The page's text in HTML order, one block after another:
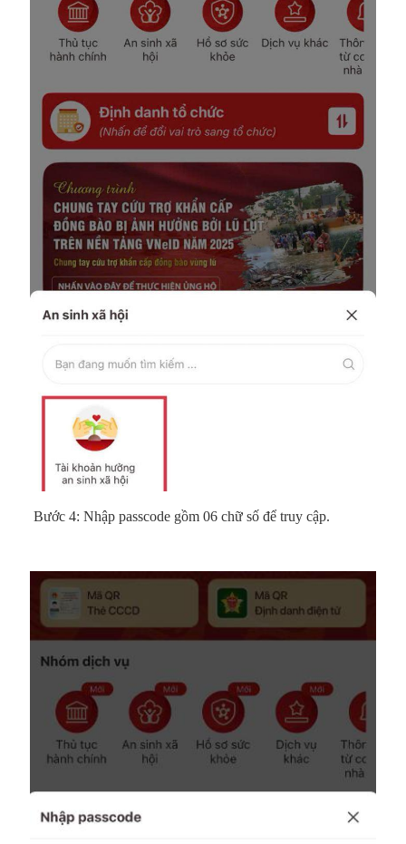
Bước 4: Nhập passcode gồm 06 chữ số để truy cập.